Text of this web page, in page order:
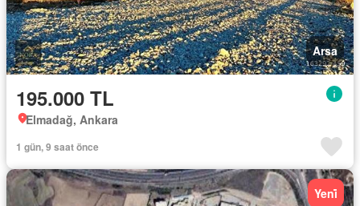
Arsa
195.000 TL
Elmadağ, Ankara
1 gün, 9 saat önce
Yeni̇